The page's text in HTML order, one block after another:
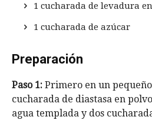
1 cucharada de levadura
1 cucharada de azúcar
Preparación
Paso 1: Primero en un
cucharada de diastasa en
agua templada y dos